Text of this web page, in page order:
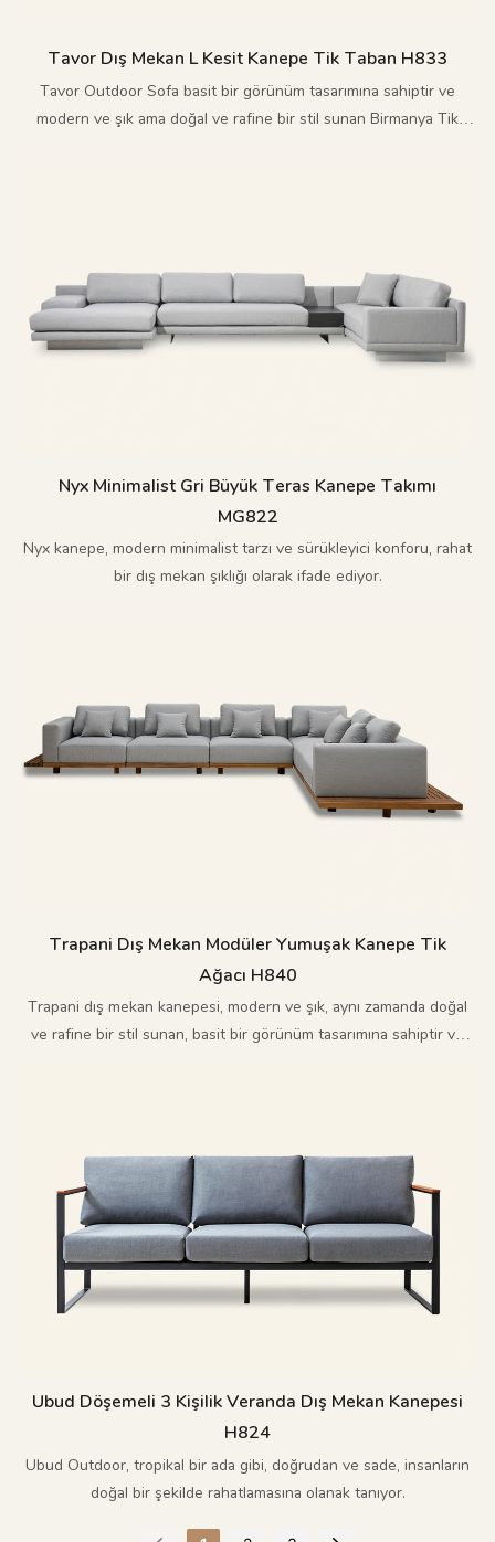
Tavor Dış Mekan L Kesit Kanepe Tik Taban H833
Tavor Outdoor Sofa basit bir görünüm tasarımına sahiptir ve
modern ve şık ama doğal ve rafine bir stil sunan Birmanya Tik
Nyx Minimalist Gri Büyük Teras Kanepe Takımı
MG822
Nyx kanepe, modern minimalist tarzı ve sürükleyici konforu, rahat
bir dış mekan şıklığı olarak ifade ediyor.
Trapani Dış Mekan Modüler Yumuşak Kanepe Tik
Ağacı H840
Trapani dış mekan kanepesi, modern ve şık, aynı zamanda doğal
ve rafine bir stil sunan, basit bir görünüm tasarımına sahiptir ve
Ubud Döşemeli 3 Kişilik Veranda Dış Mekan Kanepesi
H824
Ubud Outdoor, tropikal bir ada gibi, doğrudan ve sade, insanların
doğal bir şekilde rahatlamasına olanak tanıyor.